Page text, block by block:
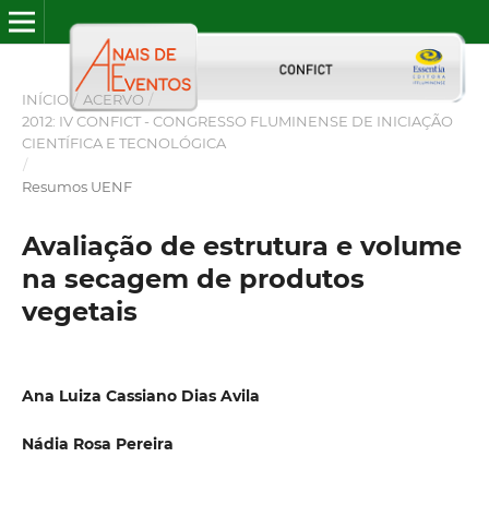
INÍCIO / ACERVO /
2012: IV CONFICT - CONGRESSO FLUMINENSE DE INICIAÇÃO
CIENTÍFICA E TECNOLÓGICA
/
Resumos UENF
Avaliação de estrutura e volume
na secagem de produtos
vegetais
Ana Luiza Cassiano Dias Avila
Nádia Rosa Pereira